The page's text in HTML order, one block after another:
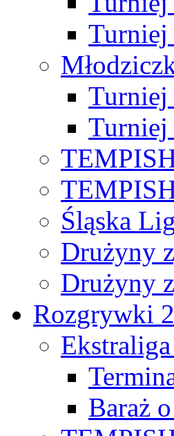
Turniej
Turniej
Turniej
Śląska
Drużyny
Drużyny
Rozgrywki
Baraż